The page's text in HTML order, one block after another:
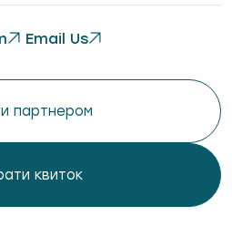
Email Us
партнером
квиток